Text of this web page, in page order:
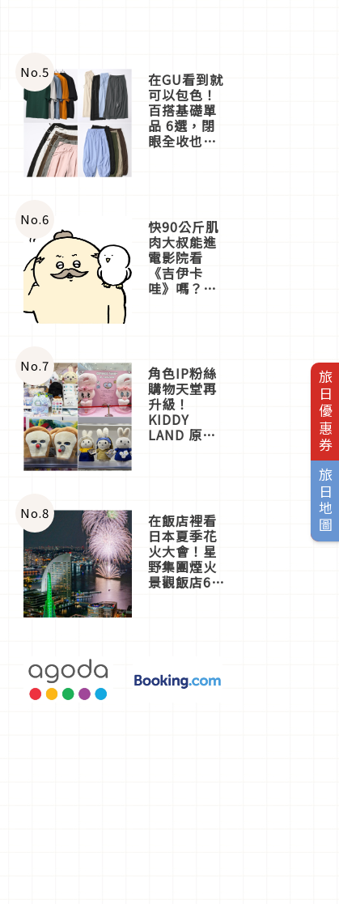
旅日優惠券
旅日地圖
No.5 在GU看到就
可以包色！
百搭基礎單
品 6選，閉
眼全收也不
No.6 快90公斤肌
肉大叔能進
電影院看
《吉伊卡
哇》嗎？日
一同給出了
答案
No.7 角色IP粉絲
購物天堂再
升級！
KIDDY
LAND 原宿
店3分即達
No.8 在飯店裡看
日本夏季花
火大會！星
野集團煙火
景觀飯店6